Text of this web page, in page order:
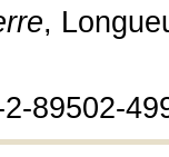
,
89502-